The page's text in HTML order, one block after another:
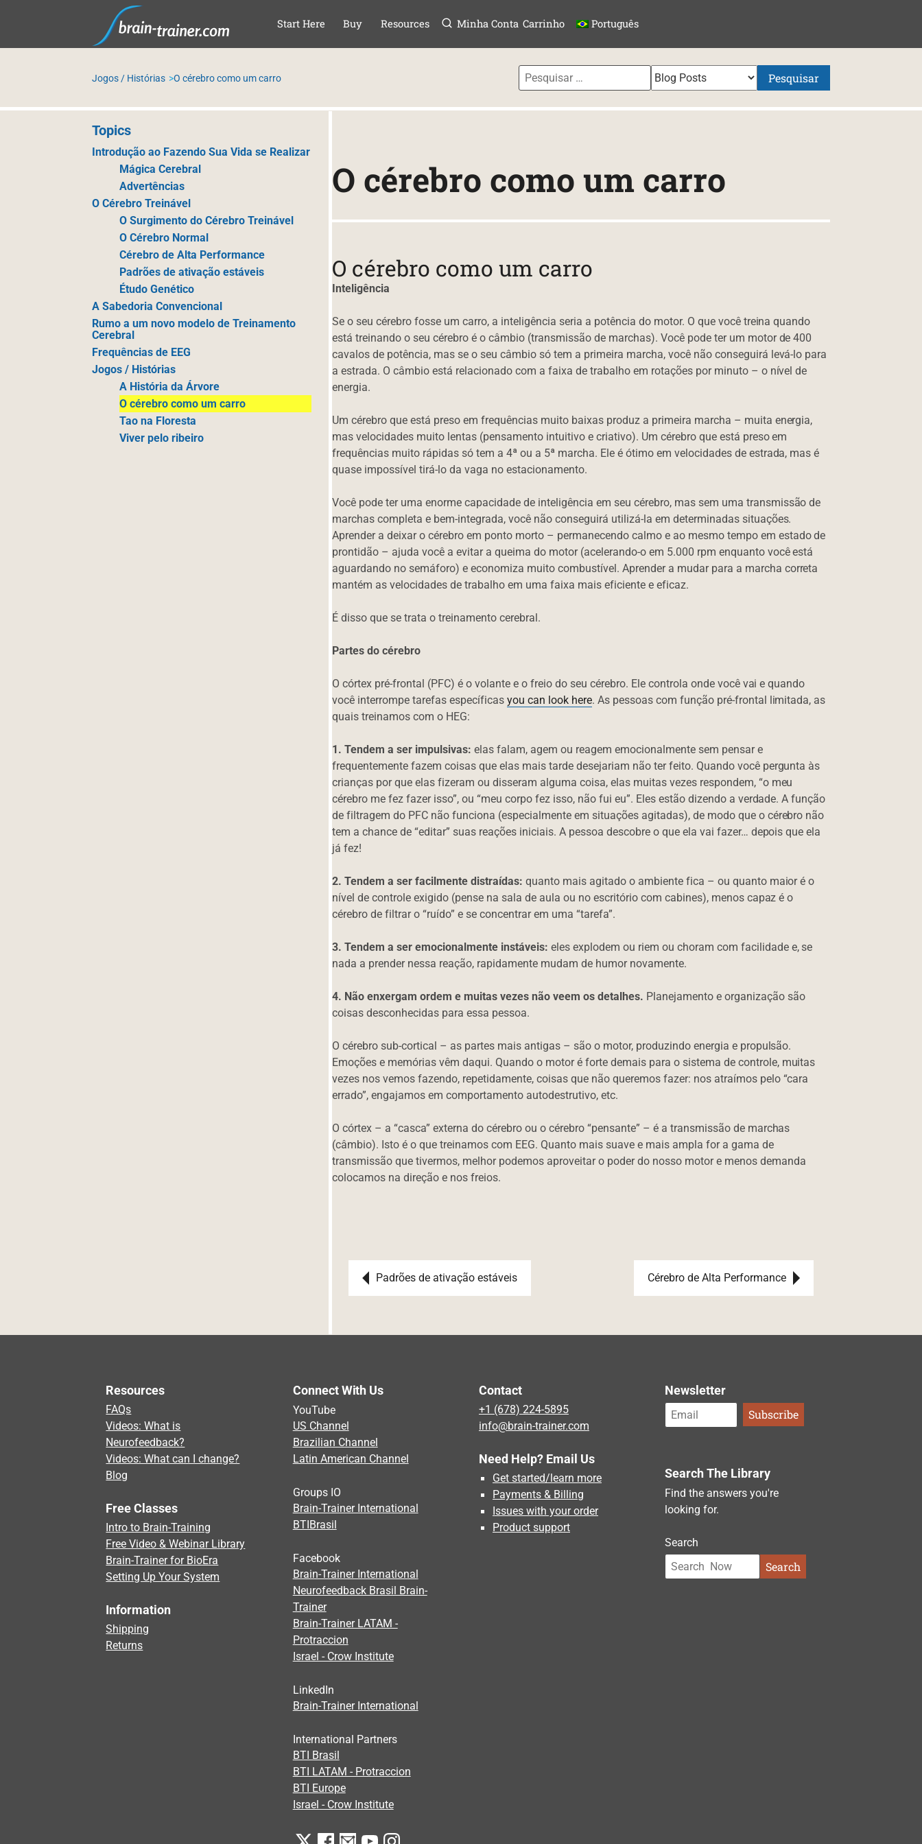
SKIP TO CONTENT
Start Here Buy Resources Minha Conta Carrinho Português
Jogos / Histórias O cérebro como um carro Pesquisar
Topics
Introdução ao Fazendo Sua Vida se Realizar
Mágica Cerebral
Advertências
O Cérebro Treinável
O Surgimento do Cérebro Treinável
O Cérebro Normal
Cérebro de Alta Performance
Padrões de ativação estáveis
Étudo Genético
A Sabedoria Convencional
Rumo a um novo modelo de Treinamento
Cerebral
Frequências de EEG
Jogos / Histórias
A História da Árvore
O cérebro como um carro
Tao na Floresta
Viver pelo ribeiro
O cérebro como um carro
O cérebro como um carro
Inteligência
Se o seu cérebro fosse um carro, a inteligência seria a potência do motor. O que você treina quando
está treinando o seu cérebro é o câmbio (transmissão de marchas). Você pode ter um motor de 400
cavalos de potência, mas se o seu câmbio só tem a primeira marcha, você não conseguirá levá-lo para
a estrada. O câmbio está relacionado com a faixa de trabalho em rotações por minuto – o nível de
energia.
Um cérebro que está preso em frequências muito baixas produz a primeira marcha – muita energia,
mas velocidades muito lentas (pensamento intuitivo e criativo). Um cérebro que está preso em
frequências muito rápidas só tem a 4ª ou a 5ª marcha. Ele é ótimo em velocidades de estrada, mas é
quase impossível tirá-lo da vaga no estacionamento.
Você pode ter uma enorme capacidade de inteligência em seu cérebro, mas sem uma transmissão de
marchas completa e bem-integrada, você não conseguirá utilizá-la em determinadas situações.
Aprender a deixar o cérebro em ponto morto – permanecendo calmo e ao mesmo tempo em estado de
prontidão – ajuda você a evitar a queima do motor (acelerando-o em 5.000 rpm enquanto você está
aguardando no semáforo) e economiza muito combustível. Aprender a mudar para a marcha correta
mantém as velocidades de trabalho em uma faixa mais eficiente e eficaz.
É disso que se trata o treinamento cerebral.
Partes do cérebro
O córtex pré-frontal (PFC) é o volante e o freio do seu cérebro. Ele controla onde você vai e quando
você interrompe tarefas específicasyou can look here. As pessoas com função pré-frontal limitada, as
quais treinamos com o HEG:
1. Tendem a ser impulsivas: elas falam, agem ou reagem emocionalmente sem pensar e
frequentemente fazem coisas que elas mais tarde desejariam não ter feito. Quando você pergunta às
crianças por que elas fizeram ou disseram alguma coisa, elas muitas vezes respondem, “o meu
cérebro me fez fazer isso”, ou “meu corpo fez isso, não fui eu”. Eles estão dizendo a verdade. A função
de filtragem do PFC não funciona (especialmente em situações agitadas), de modo que o cérebro não
tem a chance de “editar” suas reações iniciais. A pessoa descobre o que ela vai fazer… depois que ela
já fez!
2. Tendem a ser facilmente distraídas: quanto mais agitado o ambiente fica – ou quanto maior é o
nível de controle exigido (pense na sala de aula ou no escritório com cabines), menos capaz é o
cérebro de filtrar o “ruído” e se concentrar em uma “tarefa”.
3. Tendem a ser emocionalmente instáveis: eles explodem ou riem ou choram com facilidade e, se
nada a prender nessa reação, rapidamente mudam de humor novamente.
4. Não enxergam ordem e muitas vezes não veem os detalhes. Planejamento e organização são
coisas desconhecidas para essa pessoa.
O cérebro sub-cortical – as partes mais antigas – são o motor, produzindo energia e propulsão.
Emoções e memórias vêm daqui. Quando o motor é forte demais para o sistema de controle, muitas
vezes nos vemos fazendo, repetidamente, coisas que não queremos fazer: nos atraímos pelo “cara
errado”, engajamos em comportamento autodestrutivo, etc.
O córtex – a “casca” externa do cérebro ou o cérebro “pensante” – é a transmissão de marchas
(câmbio). Isto é o que treinamos com EEG. Quanto mais suave e mais ampla for a gama de
transmissão que tivermos, melhor podemos aproveitar o poder do nosso motor e menos demanda
colocamos na direção e nos freios.
Post navigation
Padrões de ativação estáveis Cérebro de Alta Performance
Resources
FAQs
Videos: What is
Neurofeedback?
Videos: What can I change?
Blog
Free Classes
Intro to Brain-Training
Free Video & Webinar Library
Brain-Trainer for BioEra
Setting Up Your System
Information
Shipping
Returns
Connect With Us
YouTube
US Channel
Brazilian Channel
Latin American Channel
Groups IO
Brain-Trainer International
BTIBrasil
Facebook
Brain-Trainer International
Neurofeedback Brasil Brain-
Trainer
Brain-Trainer LATAM -
Protraccion
Israel - Crow Institute
LinkedIn
Brain-Trainer International
International Partners
BTI Brasil
BTI LATAM - Protraccion
BTI Europe
Israel - Crow Institute
Contact
+1 (678) 224-5895
info@brain-trainer.com
Need Help? Email Us
Get started/learn more
Payments & Billing
Issues with your order
Product support
Newsletter
Search The Library
Find the answers you're
looking for.
Search
Search